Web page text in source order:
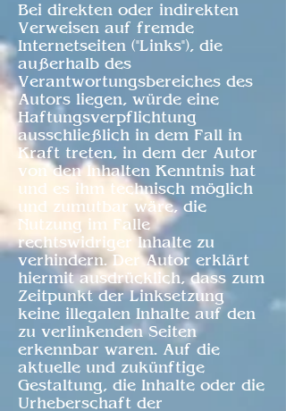
Bei direkten oder indirekten
Verweisen auf fremde
Internetseiten ("Links"), die
außerhalb des
Verantwortungsbereiches des
Autors liegen, würde eine
Haftungsverpflichtung
ausschließlich in dem Fall in
Kraft treten, in dem der Autor
von den Inhalten Kenntnis hat
und es ihm technisch möglich
und zumutbar wäre, die
Nutzung im Falle
rechtswidriger Inhalte zu
verhindern. Der Autor erklärt
hiermit ausdrücklich, dass zum
Zeitpunkt der Linksetzung
keine illegalen Inhalte auf den
zu verlinkenden Seiten
erkennbar waren. Auf die
aktuelle und zukünftige
Gestaltung, die Inhalte oder die
Urheberschaft der